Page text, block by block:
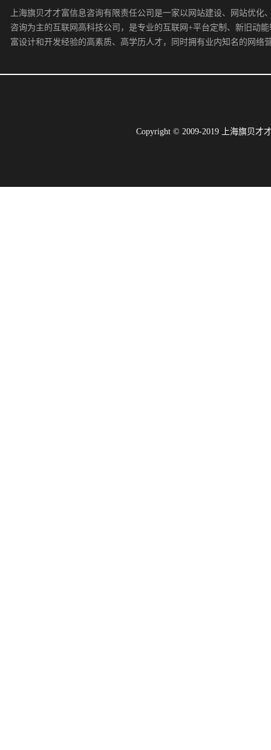
上海旗贝才才富信息咨询有限责任公司是一家以网站建设、网站优
咨询为主的互联网高科技公司，是专业的互联网+平台定制、新旧动
富设计和开发经验的高素质、高学历人才，同时拥有业内知名的网络
Copyright © 2009-2019 上海旗贝